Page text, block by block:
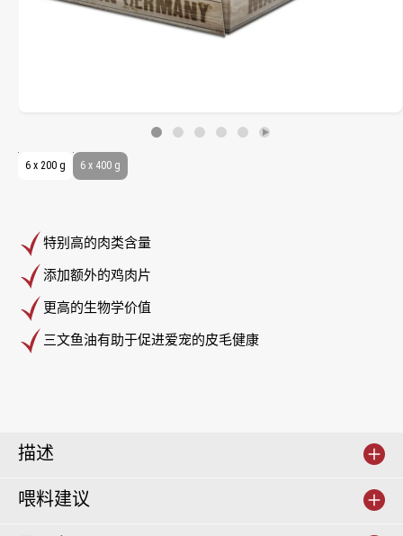
特别高的肉类含量
添加额外的鸡肉片
更高的生物学价值
三文鱼油有助于促进爱宠的皮毛健康
6 x 200 g 6 x 400 g
描述
喂料建议